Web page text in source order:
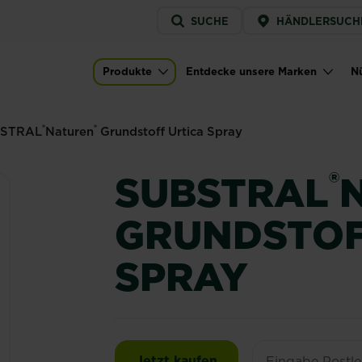
Service
menu
SUCHE
Main navigation
Produkte Entdecke unsere Marken
®Naturen® Grundstoff Urtica Spray
SUBSTRAL®
SPRAY
Urtica Spray